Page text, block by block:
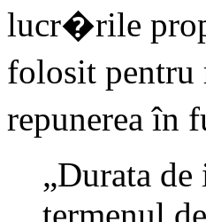
lucr�rile
folosit pentru
repunerea în
„Durata